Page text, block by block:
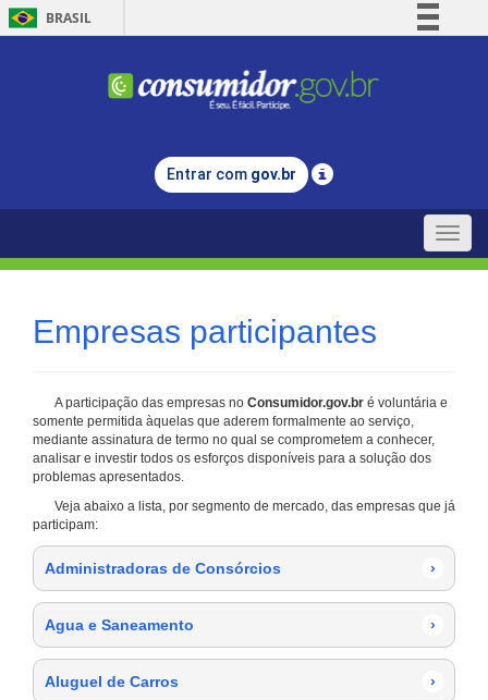
BRASIL
Comunica BR
Legislação
Entrar com gov.br
Toggle
Empresas participantes
A participação das empresas no Consumidor.gov.br é voluntária e
somente permitida àquelas que aderem formalmente ao serviço,
mediante assinatura de termo no qual se comprometem a conhecer,
analisar e investir todos os esforços disponíveis para a solução dos
problemas apresentados.
Veja abaixo a lista, por segmento de mercado, das empresas que já
participam:
Administradoras de Consórcios ›
Agua e Saneamento ›
Aluguel de Carros ›